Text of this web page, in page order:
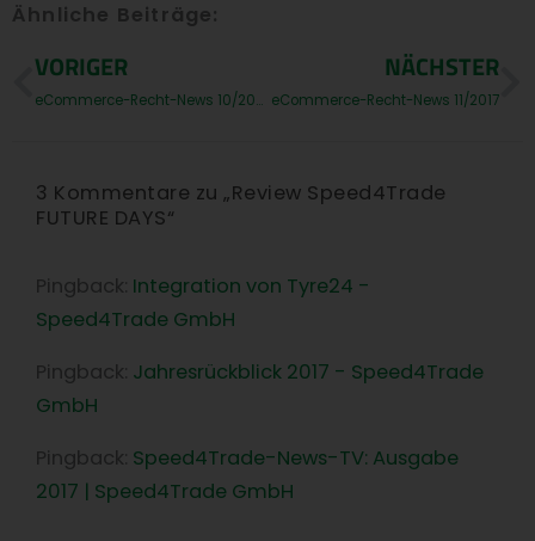
Ähnliche Beiträge:
Prev
VORIGER
eCommerce-Recht-News 10/2018
NÄCHSTER
eCommerce-Recht-News 11/2017
3 Kommentare zu „Review Speed4Trade
FUTURE DAYS“
Pingback: Integration von Tyre24 -
Speed4Trade GmbH
Pingback: Jahresrückblick 2017 - Speed4Trade
GmbH
Pingback: Speed4Trade-News-TV: Ausgabe
2017 | Speed4Trade GmbH